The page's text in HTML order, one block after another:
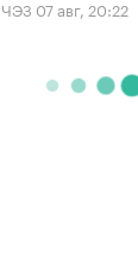
ЧЭЗ 07 авг, 20:22